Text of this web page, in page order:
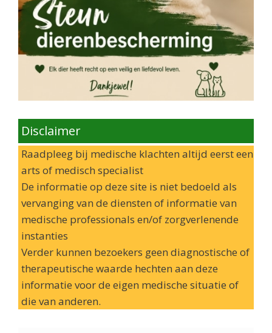
Disclaimer
Raadpleeg bij medische klachten altijd eerst een
arts of medisch specialist
De informatie op deze site is niet bedoeld als
vervanging van de diensten of informatie van
medische professionals en/of zorgverlenende
instanties
Verder kunnen bezoekers geen diagnostische of
therapeutische waarde hechten aan deze
informatie voor de eigen medische situatie of
die van anderen.